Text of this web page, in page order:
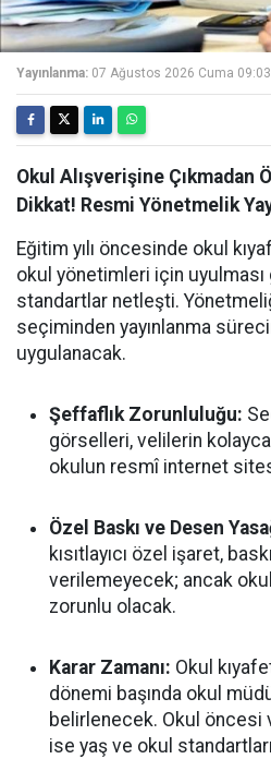
Yayınlanma: 07 Ağustos 2026 Cuma 09:03
Okul Alışverişine Çıkmadan
Dikkat! Resmi Yönetmelik
Eğitim yılı öncesinde okul
okul yönetimleri için uyulması
standartlar netleşti.
seçiminden yayınlanma
uygulanacak.
Şeffaflık Zorunluluğu:
görselleri, velilerin
okulun resmî internet
Özel Baskı ve Desen
kısıtlayıcı özel işaret,
verilemeyecek; ancak
zorunlu olacak.
Karar Zamanı: Okul
dönemi başında okul
belirlenecek. Okul öncesi
ise yaş ve okul